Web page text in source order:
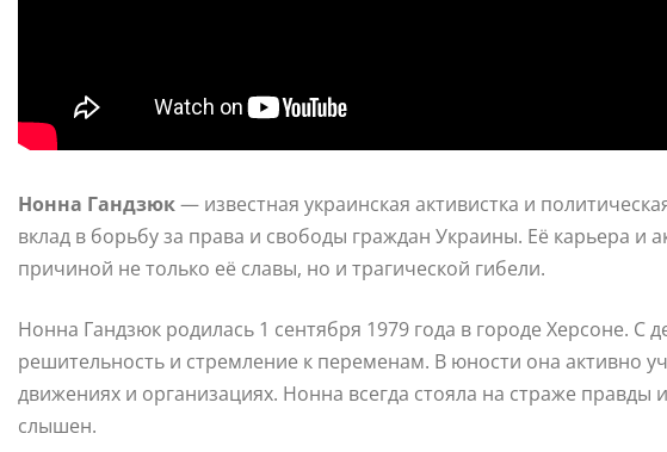
Нонна Гандзюк— известная украинская активистка и
вклад в борьбу за права и свободы граждан Украины. Её карьера и
причиной не только её славы, но и трагической гибели.
Нонна Гандзюк родилась 1 сентября 1979 года в городе Херсоне. С
решительность и стремление к переменам. В юности она активно
движениях и организациях. Нонна всегда стояла на страже правды
слышен.